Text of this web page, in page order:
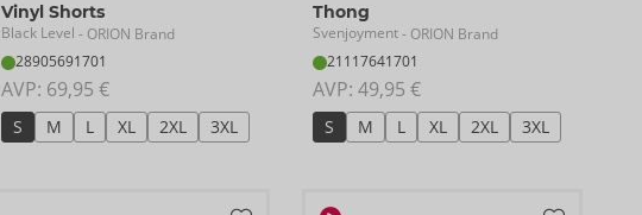
Vinyl Shorts
Black Level - ORION Brand
28905691701
AVP: 69,95 €
S M L XL 2XL 3XL
Thong
Svenjoyment- ORION Brand
21117641701
AVP: 49,95 €
S M L XL 2XL 3XL